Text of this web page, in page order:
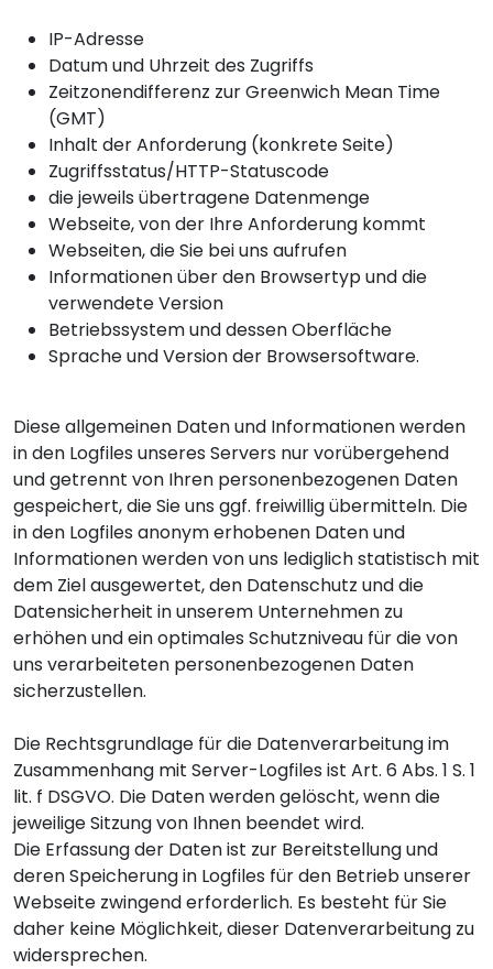
IP-Adresse
Datum und Uhrzeit des Zugriffs
Zeitzonendifferenz zur Greenwich Mean Time
(GMT)
Inhalt der Anforderung (konkrete Seite)
Zugriffsstatus/HTTP-Statuscode
die jeweils übertragene Datenmenge
Webseite, von der Ihre Anforderung kommt
Webseiten, die Sie bei uns aufrufen
Informationen über den Browsertyp und die
verwendete Version
Betriebssystem und dessen Oberfläche
Sprache und Version der Browsersoftware.
Diese allgemeinen Daten und Informationen werden
in den Logfiles unseres Servers nur vorübergehend
und getrennt von Ihren personenbezogenen Daten
gespeichert, die Sie uns ggf. freiwillig übermitteln. Die
in den Logfiles anonym erhobenen Daten und
Informationen werden von uns lediglich statistisch mit
dem Ziel ausgewertet, den Datenschutz und die
Datensicherheit in unserem Unternehmen zu
erhöhen und ein optimales Schutzniveau für die von
uns verarbeiteten personenbezogenen Daten
sicherzustellen.
Die Rechtsgrundlage für die Datenverarbeitung im
Zusammenhang mit Server-Logfiles ist Art. 6 Abs. 1 S. 1
lit. f DSGVO. Die Daten werden gelöscht, wenn die
jeweilige Sitzung von Ihnen beendet wird.
Die Erfassung der Daten ist zur Bereitstellung und
deren Speicherung in Logfiles für den Betrieb unserer
Webseite zwingend erforderlich. Es besteht für Sie
daher keine Möglichkeit, dieser Datenverarbeitung zu
widersprechen.